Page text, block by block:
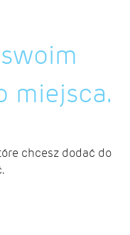
miejsca.
chcesz dodać do